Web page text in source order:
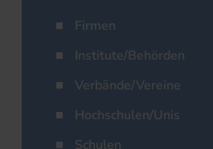
Firmen
Institute/Behörden
Verbände/Vereine
Hochschulen/Unis
Schulen